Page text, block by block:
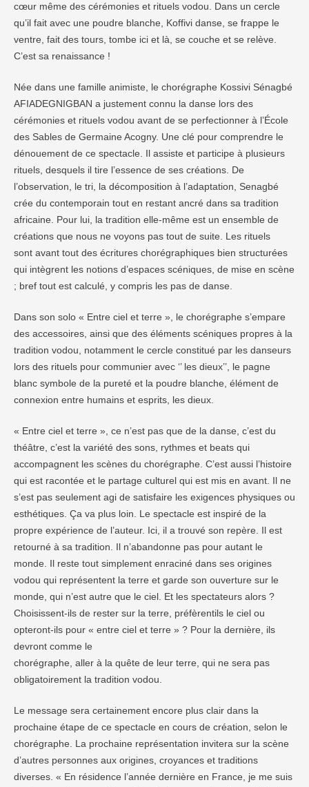
cœur même des cérémonies et rituels vodou. Dans un cercle
qu’il fait avec une poudre blanche, Koffivi danse, se frappe le
ventre, fait des tours, tombe ici et là, se couche et se relève.
C’est sa renaissance !
Née dans une famille animiste, le chorégraphe Kossivi Sénagbé
AFIADEGNIGBAN a justement connu la danse lors des
cérémonies et rituels vodou avant de se perfectionner à l’École
des Sables de Germaine Acogny. Une clé pour comprendre le
dénouement de ce spectacle. Il assiste et participe à plusieurs
rituels, desquels il tire l’essence de ses créations. De
l’observation, le tri, la décomposition à l’adaptation, Senagbé
crée du contemporain tout en restant ancré dans sa tradition
africaine. Pour lui, la tradition elle-même est un ensemble de
créations que nous ne voyons pas tout de suite. Les rituels
sont avant tout des écritures chorégraphiques bien structurées
qui intègrent les notions d’espaces scéniques, de mise en scène
; bref tout est calculé, y compris les pas de danse.
Dans son solo « Entre ciel et terre », le chorégraphe s’empare
des accessoires, ainsi que des éléments scéniques propres à la
tradition vodou, notamment le cercle constitué par les danseurs
lors des rituels pour communier avec ‘’ les dieux’’, le pagne
blanc symbole de la pureté et la poudre blanche, élément de
connexion entre humains et esprits, les dieux.
« Entre ciel et terre », ce n’est pas que de la danse, c’est du
théâtre, c’est la variété des sons, rythmes et beats qui
accompagnent les scènes du chorégraphe. C’est aussi l’histoire
qui est racontée et le partage culturel qui est mis en avant. Il ne
s’est pas seulement agi de satisfaire les exigences physiques ou
esthétiques. Ça va plus loin. Le spectacle est inspiré de la
propre expérience de l’auteur. Ici, il a trouvé son repère. Il est
retourné à sa tradition. Il n’abandonne pas pour autant le
monde. Il reste tout simplement enraciné dans ses origines
vodou qui représentent la terre et garde son ouverture sur le
monde, qui n’est autre que le ciel. Et les spectateurs alors ?
Choisissent-ils de rester sur la terre, préfèrentils le ciel ou
opteront-ils pour « entre ciel et terre » ? Pour la dernière, ils
devront comme le
chorégraphe, aller à la quête de leur terre, qui ne sera pas
obligatoirement la tradition vodou.
Le message sera certainement encore plus clair dans la
prochaine étape de ce spectacle en cours de création, selon le
chorégraphe. La prochaine représentation invitera sur la scène
d’autres personnes aux origines, croyances et traditions
diverses. « En résidence l’année dernière en France, je me suis